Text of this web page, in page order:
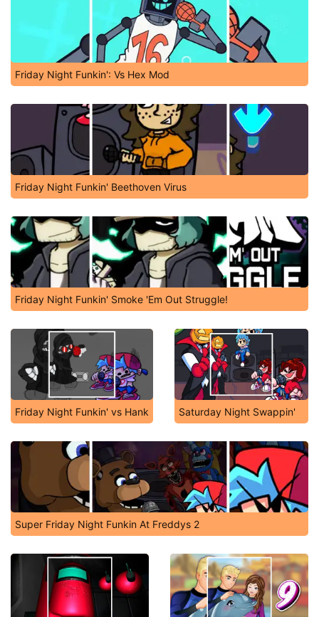
Friday Night Funkin': Vs Hex Mod
Friday Night Funkin' Beethoven Virus
Friday Night Funkin' Smoke 'Em Out Struggle!
Friday Night Funkin' vs Hank Saturday Night Swappin'
Super Friday Night Funkin At Freddys 2